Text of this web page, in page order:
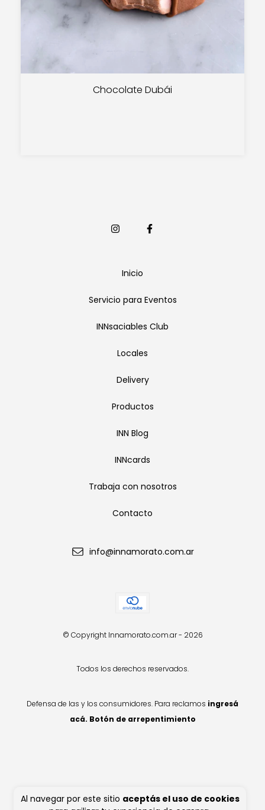
Al navegar por este sitio aceptás el uso de cookies
Chocolate Dubái
Inicio
Servicio para Eventos
INNsaciables Club
Locales
Delivery
Productos
INN Blog
INNcards
Trabaja con nosotros
Contacto
info@innamorato.com.ar
© Copyright Innamorato.com.ar - 2026
Todos los derechos reservados.
Defensa de las y los consumidores. Para reclamos ingresá
acá. Botón de arrepentimiento